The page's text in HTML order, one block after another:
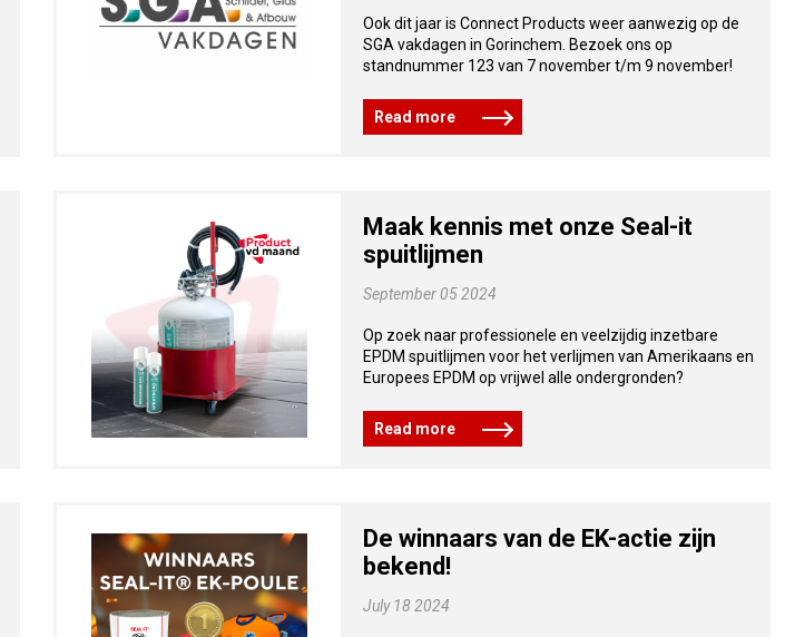
Ook dit jaar is Connect Products weer aanwezig op de
SGA vakdagen in Gorinchem. Bezoek ons op
standnummer 123 van 7 november t/m 9 november!
Read more
Maak kennis met onze Seal-it
spuitlijmen
September 05 2024
Op zoek naar professionele en veelzijdig inzetbare
EPDM spuitlijmen voor het verlijmen van Amerikaans en
Europees EPDM op vrijwel alle ondergronden?
Read more
De winnaars van de EK-actie zijn
bekend!
July 18 2024